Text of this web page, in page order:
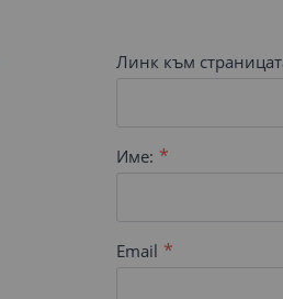
Линк към
Име:
Email